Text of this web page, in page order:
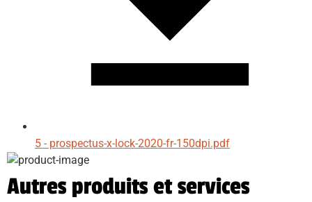
5 - prospectus-x-lock-2020-fr-150dpi.pdf
Autres produits et services